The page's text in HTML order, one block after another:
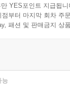
YES포인트 지급됩니
부터 마지막 회차 주
패션 및 판매금지 상
능